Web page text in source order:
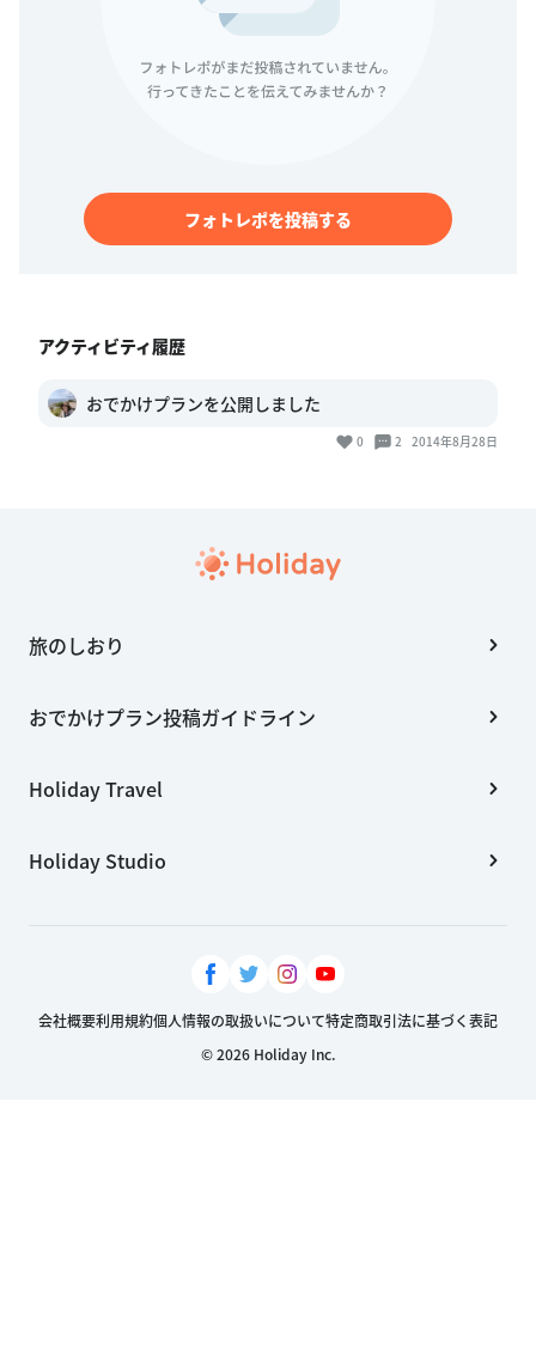
フォトレポを投稿する
アクティビティ履歴
おでかけプランを公開しました
0 2 2014年8月28日
旅のしおり
おでかけプラン投稿ガイドライン
Holiday Travel
Holiday Studio
会社概要利用規約個人情報の取扱いについて特定商取引法に基づく表記
© 2026 Holiday Inc.